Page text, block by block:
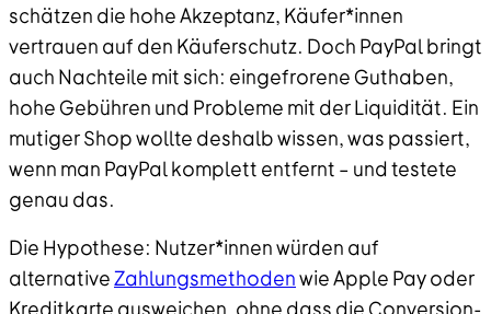
schätzen die hohe Akzeptanz, Käufer*innen
vertrauen auf den Käuferschutz. Doch PayPal bringt
auch Nachteile mit sich: eingefrorene Guthaben,
hohe Gebühren und Probleme mit der Liquidität. Ein
mutiger Shop wollte deshalb wissen, was passiert,
wenn man PayPal komplett entfernt – und testete
genau das.
Die Hypothese: Nutzer*innen würden auf
alternativeZahlungsmethodenwie Apple Pay oder